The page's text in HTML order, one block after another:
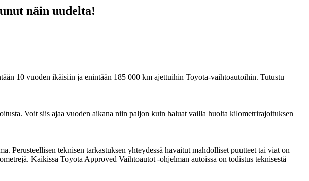
näin uudelta!
10 vuoden ikäisiin ja enintään 185 000 km ajettuihin Toyota-vaihtoautoihin. Tutustu
Voit siis ajaa vuoden aikana niin paljon kuin haluat vailla huolta kilometrirajoituksen
Perusteellisen teknisen tarkastuksen yhteydessä havaitut mahdolliset puutteet tai viat on
Kaikissa Toyota Approved Vaihtoautot -ohjelman autoissa on todistus teknisestä